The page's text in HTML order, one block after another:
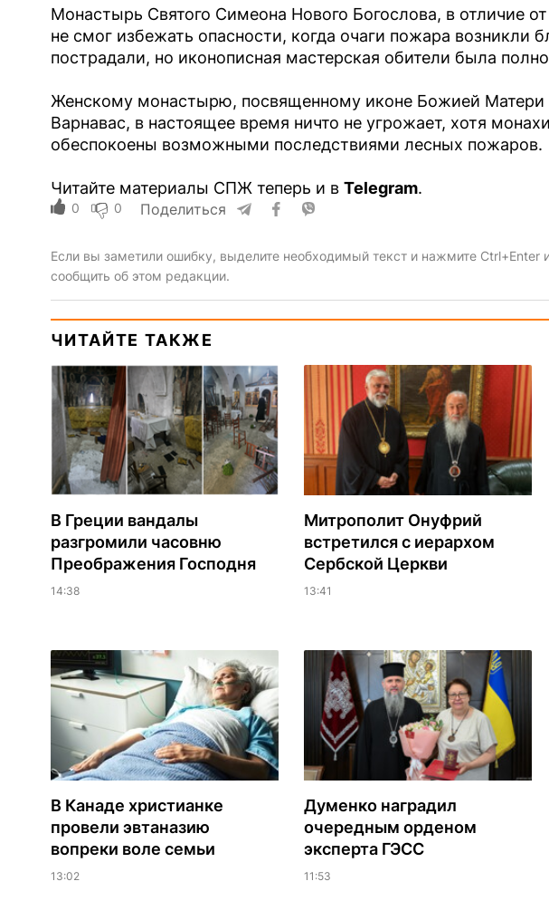
Монастырь Святого Симеона Нового Богослова, в отличие
не смог избежать опасности, когда очаги пожара возникли
пострадали, но иконописная мастерская обители была
Женскому монастырю, посвященному иконе Божией Матери
Варнавас, в настоящее время ничто не угрожает, хотя
обеспокоены возможными последствиями лесных пожаров.
Читайте материалы СПЖ теперь и в Telegram.
0 0 Поделиться
Если вы заметили ошибку, выделите необходимый текст и нажмите Ctrl+Enter
сообщить об этом редакции.
ЧИТАЙТЕ ТАКЖЕ
В Греции вандалы
разгромили часовню
Преображения Господня
14:38
Митрополит Онуфрий
встретился с иерархом
Сербской Церкви
13:41
В Канаде христианке
провели эвтаназию
вопреки воле семьи
13:02
Думенко наградил
очередным орденом
эксперта ГЭСС
11:53